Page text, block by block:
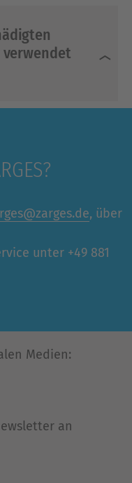
, über
unter +49 881
Medien:
an